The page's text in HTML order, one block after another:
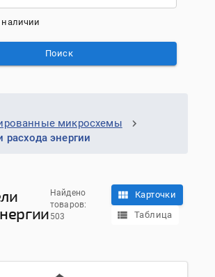
наличии
Поиск
микросхемы
расхода энергии
Найдено
товаров:
503
Карточки
Таблица